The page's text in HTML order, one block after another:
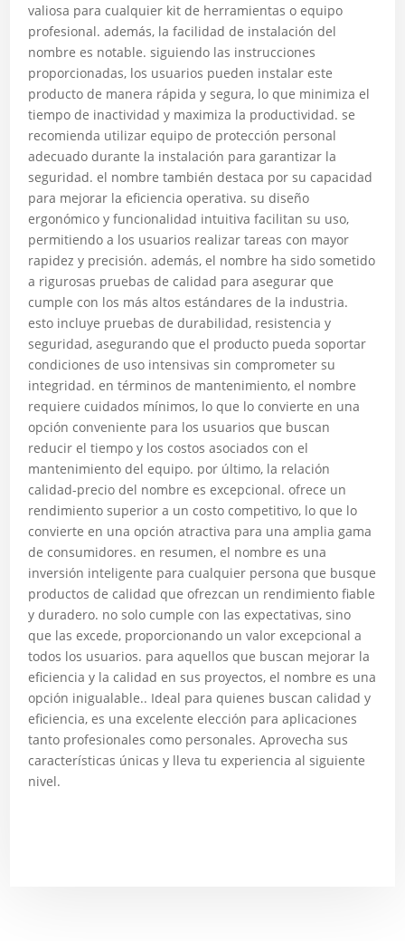
valiosa para cualquier kit de herramientas o equipo
profesional. además, la facilidad de instalación del
nombre es notable. siguiendo las instrucciones
proporcionadas, los usuarios pueden instalar este
producto de manera rápida y segura, lo que minimiza el
tiempo de inactividad y maximiza la productividad. se
recomienda utilizar equipo de protección personal
adecuado durante la instalación para garantizar la
seguridad. el nombre también destaca por su capacidad
para mejorar la eficiencia operativa. su diseño
ergonómico y funcionalidad intuitiva facilitan su uso,
permitiendo a los usuarios realizar tareas con mayor
rapidez y precisión. además, el nombre ha sido sometido
a rigurosas pruebas de calidad para asegurar que
cumple con los más altos estándares de la industria.
esto incluye pruebas de durabilidad, resistencia y
seguridad, asegurando que el producto pueda soportar
condiciones de uso intensivas sin comprometer su
integridad. en términos de mantenimiento, el nombre
requiere cuidados mínimos, lo que lo convierte en una
opción conveniente para los usuarios que buscan
reducir el tiempo y los costos asociados con el
mantenimiento del equipo. por último, la relación
calidad-precio del nombre es excepcional. ofrece un
rendimiento superior a un costo competitivo, lo que lo
convierte en una opción atractiva para una amplia gama
de consumidores. en resumen, el nombre es una
inversión inteligente para cualquier persona que busque
productos de calidad que ofrezcan un rendimiento fiable
y duradero. no solo cumple con las expectativas, sino
que las excede, proporcionando un valor excepcional a
todos los usuarios. para aquellos que buscan mejorar la
eficiencia y la calidad en sus proyectos, el nombre es una
opción inigualable.. Ideal para quienes buscan calidad y
eficiencia, es una excelente elección para aplicaciones
tanto profesionales como personales. Aprovecha sus
características únicas y lleva tu experiencia al siguiente
nivel.